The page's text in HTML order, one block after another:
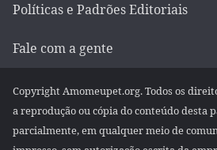
Políticas e Padrões Editoriais
Fale com a gente
Copyright Amomeupet.org. Todos os
a reprodução ou cópia do conteúdo desta
parcialmente, em qualquer meio de